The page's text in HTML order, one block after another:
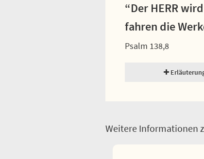
“Der HERR
fahren die
Psalm 138,8
Weitere Informationen